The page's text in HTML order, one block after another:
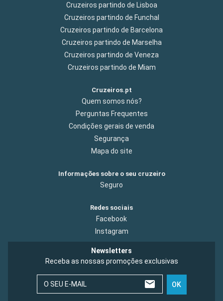
Cruzeiros partindo de Lisboa
Cruzeiros partindo de Funchal
Cruzeiros partindo de Barcelona
Cruzeiros partindo de Marselha
Cruzeiros partindo de Veneza
Cruzeiros partindo de Miam
Cruzeiros.pt
Quem somos nós?
Perguntas Frequentes
Condições gerais de venda
Segurança
Mapa do site
Informações sobre o seu cruzeiro
Seguro
Redes sociais
Facebook
Instagram
Newsletters
Receba as nossas promoções exclusivas
O SEU E-MAIL OK